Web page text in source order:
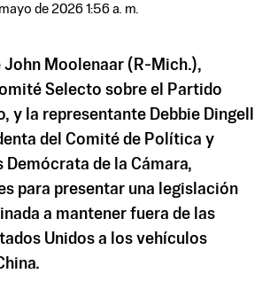
de 2026 1:56 a. m.
John Moolenaar (R-Mich.),
Selecto sobre el Partido
y la representante Debbie Dingell
del Comité de Política y
de la Cámara,
para presentar una legislación
a mantener fuera de las
Unidos a los vehículos